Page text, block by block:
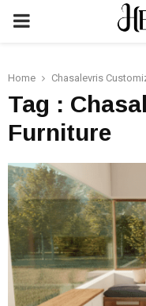
PRIMARY
Home Chasalevris
Tag :
Furniture